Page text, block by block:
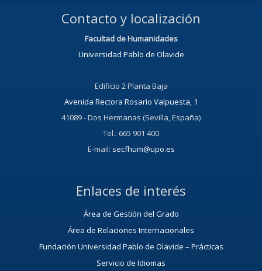
Contacto y localización
Facultad de Humanidades
Universidad Pablo de Olavide
Edificio 2 Planta Baja
Avenida Rectora Rosario Valpuesta, 1
41089 - Dos Hermanas (Sevilla, España)
Tel.: 665 901 400
E-mail: secfhum@upo.es
Enlaces de interés
Área de Gestión del Grado
Área de Relaciones Internacionales
Fundación Universidad Pablo de Olavide – Prácticas
Servicio de Idiomas